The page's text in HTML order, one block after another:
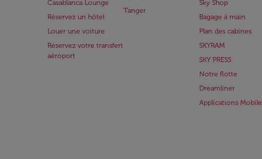
Casablanca Lounge
Réservez un hôtel
Louer une voiture
Réservez votre transfert
aéroport
Tanger
Sky Shop
Bagage à main
Plan des cabines
SKYRAM
SKY PRESS
Notre flotte
Dreamliner
Applications Mobile